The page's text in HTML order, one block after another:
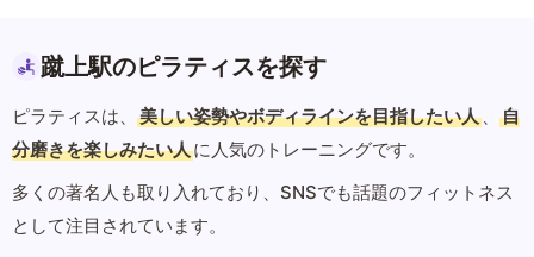
蹴上駅のピラティスを探す
ピラティスは、 美しい姿勢やボディラインを目指したい人 、
自
分磨きを楽しみたい人に人気のトレーニングです。
多くの著名人も取り入れており、SNSでも話題のフィットネス
として注目されています。